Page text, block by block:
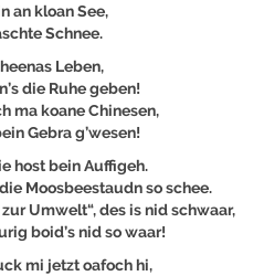
an kloan See,
Schnee.
Leben,
die Ruhe geben!
ma koane Chinesen,
Gebra g’wesen!
host bein Auffigeh.
Moosbeestaudn so schee.
Umwelt“, des is nid schwaar,
boid’s nid so waar!
mi jetzt oafoch hi,